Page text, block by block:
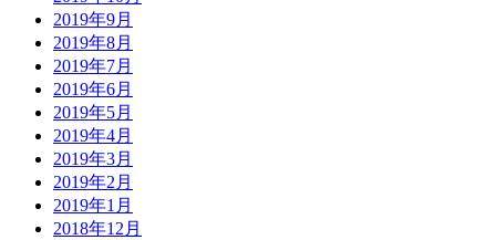
2019年9月
2019年8月
2019年7月
2019年6月
2019年5月
2019年4月
2019年3月
2019年2月
2019年1月
2018年12月